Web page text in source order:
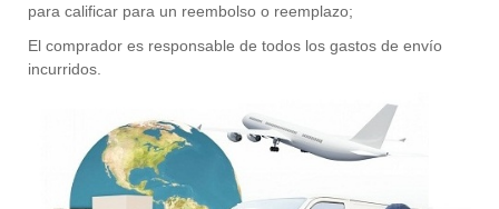
para calificar para un reembolso o reemplazo;
El comprador es responsable de todos los gastos de envío
incurridos.